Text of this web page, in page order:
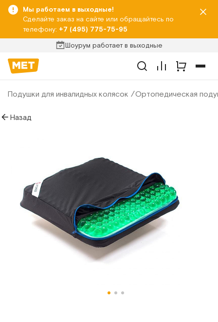
Мы работаем в выходные!
Сделайте заказ на сайте или обращайтесь по
телефону: +7 (495) 775-75-95
Шоурум работает в выходные
Подушки для инвалидных колясок Ортопедическая
Назад